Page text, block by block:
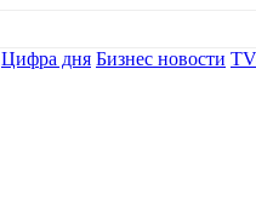
Цифра дня Бизнес новости